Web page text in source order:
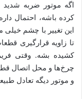
اگه موتور ضربه شدید
کرده باشه، احتمال
این تغییر با چشم
تا زاویه قرارگیری
کشیده بشه. وقتی
چرخ‌ها و محل اتصال
و موتور دیگه تعادل